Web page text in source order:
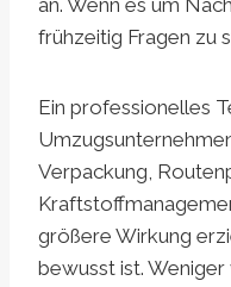
an. Wenn es um
frühzeitig Fragen zu
Ein professionelles
Verpackung,
größere Wirkung
bewusst ist.